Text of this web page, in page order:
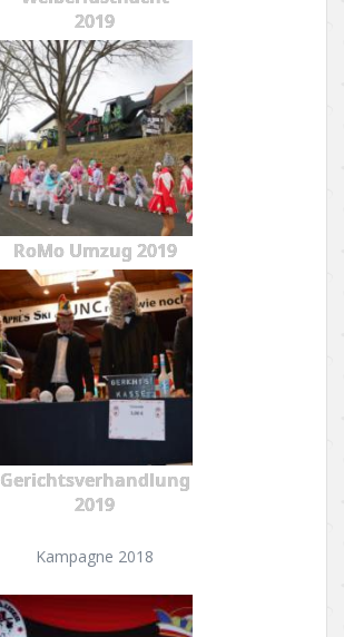
2019
RoMo Umzug 2019
Gerichtsverhandlung
2019
Kampagne 2018